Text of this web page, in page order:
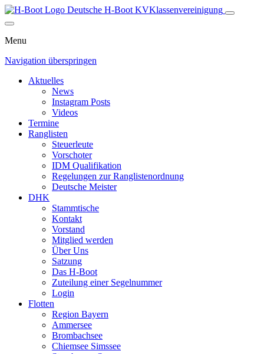
Deutsche H-Boot KVKlassenvereinigung
Menu
Navigation überspringen
Aktuelles
News
Instagram Posts
Videos
Termine
Ranglisten
Steuerleute
Vorschoter
IDM Qualifikation
Regelungen zur Ranglistenordnung
Deutsche Meister
DHK
Stammtische
Kontakt
Vorstand
Mitglied werden
Über Uns
Satzung
Das H-Boot
Zuteilung einer Segelnummer
Login
Flotten
Region Bayern
Ammersee
Brombachsee
Chiemsee Simssee